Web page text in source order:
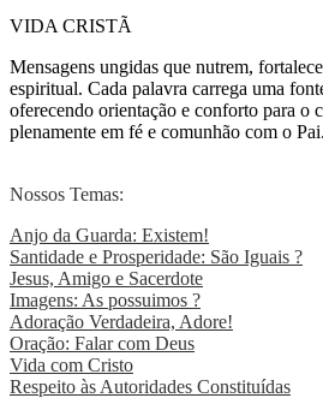
VIDA CRISTÃ
Mensagens ungidas que nutrem,
espiritual. Cada palavra carrega uma
oferecendo orientação e conforto para o
plenamente em fé e comunhão com o Pai.
Nossos Temas:
Anjo da Guarda: Existem!
Santidade e Prosperidade: São Iguais ?
Jesus, Amigo e Sacerdote
Imagens: As possuimos ?
Adoração Verdadeira, Adore!
Oração: Falar com Deus
Vida com Cristo
Respeito às Autoridades Constituídas